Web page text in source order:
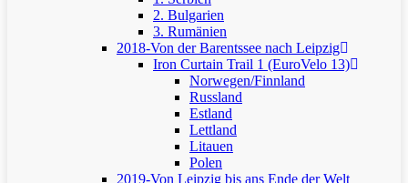
2. Bulgarien
3. Rumänien
2018-Von der Barentssee nach Leipzig
Iron Curtain Trail 1 (EuroVelo 13)
Norwegen/Finnland
Russland
Estland
Lettland
Litauen
Polen
2019-Von Leipzig bis ans Ende der Welt